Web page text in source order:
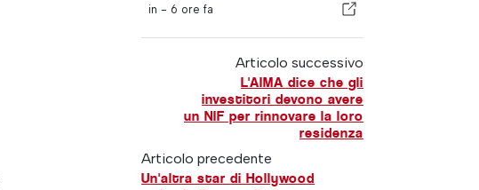
in - 6 ore fa
Articolo successivo
L'AIMA dice che gli
investitori devono avere
un NIF per rinnovare la loro
residenza
Articolo precedente
Un'altra star di Hollywood